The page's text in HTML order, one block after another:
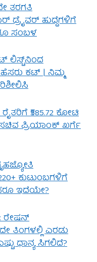
ತರಗತಿ
ಡ್ರೈವರ್ ಹುದ್ದೆಗಳಿಗೆ
ಸಂಬಳ
ಲಿಸ್ಟ್‌ನಿಂದ
ಕಟ್ | ನಿಮ್ಮ
ರೈತರಿಗೆ ₹585.72 ಕೋಟಿ
ಪ್ರಿಯಾಂಕ್ ಖರ್ಗೆ
ಕುಟುಂಬಗಳಿಗೆ
ಇದೆಯೇ?
ರೇಷನ್
ತಿಂಗಳಲ್ಲಿ ಎರಡು
ಧಾನ್ಯ ಸಿಗಲಿದೆ?